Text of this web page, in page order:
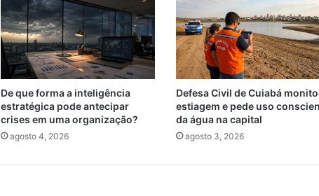
De que forma a inteligência
estratégica pode antecipar
crises em uma organização?
agosto 4, 2026
Defesa Civil de Cuiabá
estiagem e pede uso
da água na capital
agosto 3, 2026